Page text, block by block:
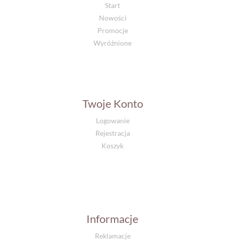
Start
Nowości
Promocje
Wyróżnione
Twoje Konto
Logowanie
Rejestracja
Koszyk
Informacje
Reklamacje